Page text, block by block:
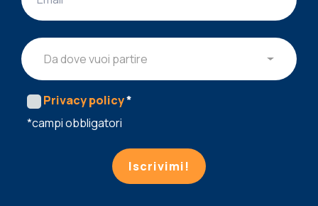
Da dove vuoi partire
Privacy policy*
*campi obbligatori
Iscrivimi!